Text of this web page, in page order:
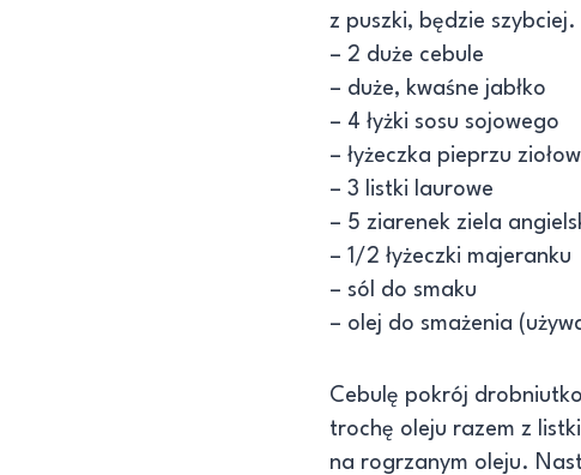
z puszki, będzie szybciej.
– 2 duże cebule
– duże, kwaśne jabłko
– 4 łyżki sosu sojowego
– łyżeczka pieprzu
– 3 listki laurowe
– 5 ziarenek ziela
– 1/2 łyżeczki majeranku
– sól do smaku
– olej do smażenia
Cebulę pokrój
trochę oleju razem z
na rogrzanym oleju.